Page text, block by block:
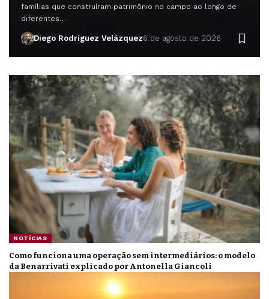
famílias que construíram patrimônio no campo ao longo de
diferentes…
Diego Rodríguez Velázquez6 de agosto de 2026
NOTÍCIAS
Como funciona uma operação sem intermediários: o modelo
da Benarrivati explicado por Antonella Giancoli